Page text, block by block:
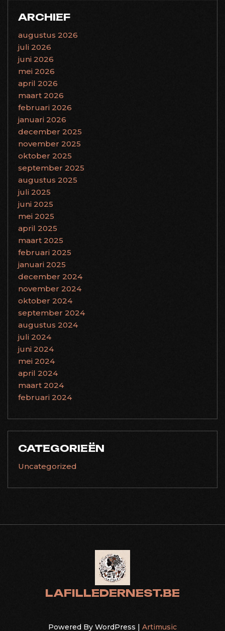
ARCHIEF
augustus 2026
juli 2026
juni 2026
mei 2026
april 2026
maart 2026
februari 2026
januari 2026
december 2025
november 2025
oktober 2025
september 2025
augustus 2025
juli 2025
juni 2025
mei 2025
april 2025
maart 2025
februari 2025
januari 2025
december 2024
november 2024
oktober 2024
september 2024
augustus 2024
juli 2024
juni 2024
mei 2024
april 2024
maart 2024
februari 2024
CATEGORIEËN
Uncategorized
LAFILLEDERNEST.BE
Powered By WordPress | Artimusic